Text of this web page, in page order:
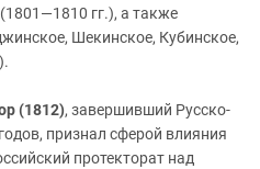
гг.), а также
Шекинское, Кубинское,
(1812), завершивший Русско-
признал сферой влияния
протекторат над